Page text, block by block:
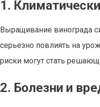
1.
Выращивание винограда
серьезно повлиять на
риски могут стать
2. Болезни и